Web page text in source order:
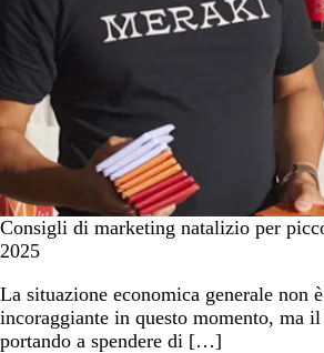
Consigli di marketing natalizio per
2025
La situazione economica generale non
incoraggiante in questo momento, ma
portando a spendere di […]